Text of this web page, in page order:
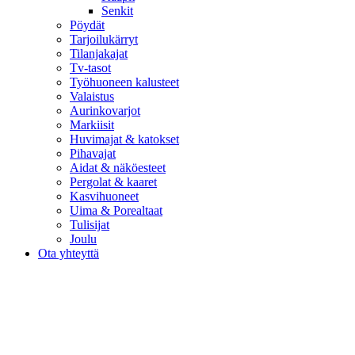
Senkit
Pöydät
Tarjoilukärryt
Tilanjakajat
Tv-tasot
Työhuoneen kalusteet
Valaistus
Aurinkovarjot
Markiisit
Huvimajat & katokset
Pihavajat
Aidat & näköesteet
Pergolat & kaaret
Kasvihuoneet
Uima & Porealtaat
Tulisijat
Joulu
Ota yhteyttä